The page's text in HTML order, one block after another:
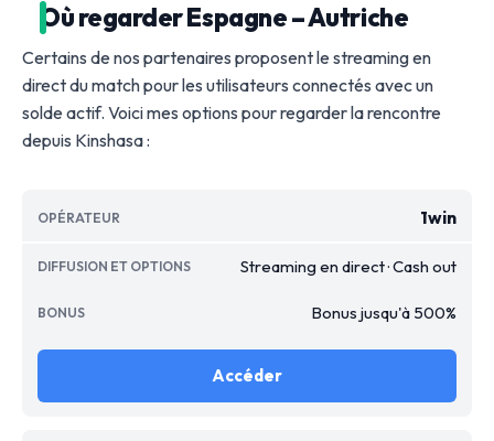
Où regarder Espagne – Autriche
Certains de nos partenaires proposent le streaming en
direct du match pour les utilisateurs connectés avec un
solde actif. Voici mes options pour regarder la rencontre
depuis Kinshasa :
1win
Streaming en direct · Cash out
Bonus jusqu'à 500%
Accéder